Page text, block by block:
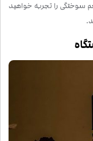
سوختگی را تجربه خواهید